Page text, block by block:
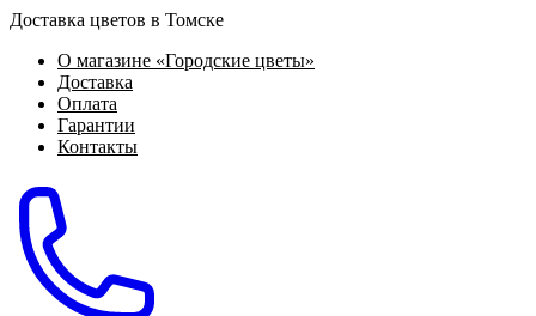
Доставка цветов в Томске
О магазине «Городские цветы»
Доставка
Оплата
Гарантии
Контакты